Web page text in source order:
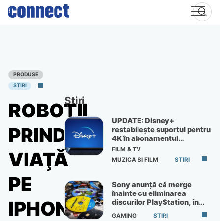
Skip
PRODUSE
STIRI
ROBOŢII
PRIND
VIAŢĂ
PE
IPHONE
Știri
UPDATE: Disney+
restabilește suportul pentru
4K în abonamentul
Premium
FILM & TV
MUZICA SI FILM
STIRI
Sony anunță că merge
înainte cu eliminarea
discurilor PlayStation, în
ciuda protestelor
GAMING STIRI